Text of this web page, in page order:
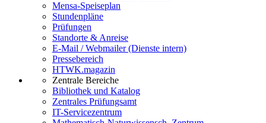
Mensa-Speiseplan
Stundenpläne
Prüfungen
Standorte & Anreise
E-Mail / Webmailer (Dienste intern)
Pressebereich
HTWK.magazin
Zentrale Bereiche
Bibliothek und Katalog
Zentrales Prüfungsamt
IT-Servicezentrum